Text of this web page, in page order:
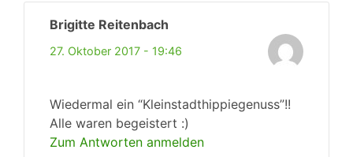
Brigitte Reitenbach
27. Oktober 2017 - 19:46
Wiedermal ein “Kleinstadthippiegenuss”!!
Alle waren begeistert :)
Zum Antworten anmelden